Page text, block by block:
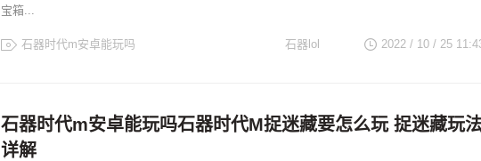
宝箱...
石器时代m安卓能玩吗 2022 / 10 / 25
石器lol
石器时代m安卓能玩吗石器时代M捉迷藏要怎么玩 捉迷藏玩
详解